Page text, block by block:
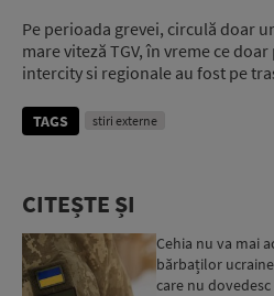
Pe perioada grevei, circulă doar
mare viteză TGV, în vreme ce
intercity si regionale au fost pe
TAGS stiri externe
CITEȘTE ȘI
Cehia nu va mai
bărbaților
care nu